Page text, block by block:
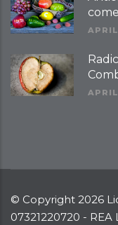
© Copyright 2026
07321220720 - REA